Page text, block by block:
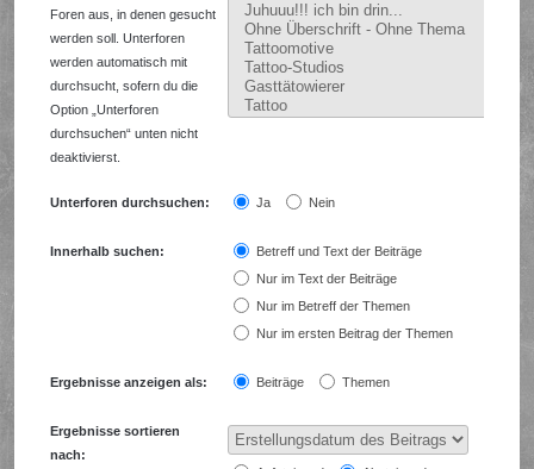
Foren aus, in denen gesucht
werden soll. Unterforen
werden automatisch mit
durchsucht, sofern du die
Option „Unterforen
durchsuchen“ unten nicht
deaktivierst.
Unterforen durchsuchen: Ja Nein
Innerhalb suchen:
Betreff und Text der Beiträge
Nur im Text der Beiträge
Nur im Betreff der Themen
Nur im ersten Beitrag der Themen
Ergebnisse anzeigen als: Beiträge Themen
Ergebnisse sortieren
nach: